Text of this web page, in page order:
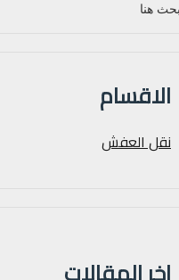
الاقسام
نقل العفش